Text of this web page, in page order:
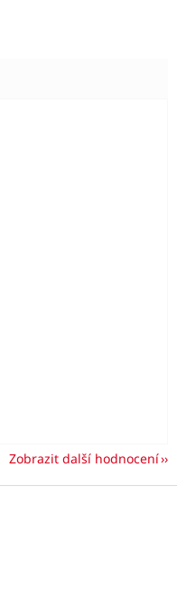
5 z 5 hvězdiček.
5 z 5 hvězdiček.
5 z 5 hvězdiček.
5 z 5 hvězdiček.
Zobrazit další hodnocení